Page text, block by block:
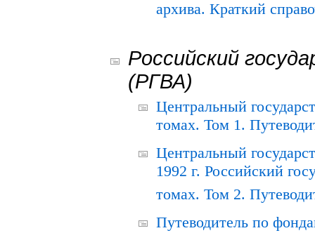
архива. Краткий
Российский
(РГВА)
Центральный
томах. Том 1.
Центральный
1992 г. Российский
томах. Том 2.
Путеводитель по